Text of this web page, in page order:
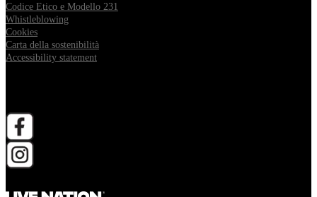
Codice Etico e Modello 231
Whistleblowing
Cookies
Carta della sostenibilità
Accessibility statement
apri in una nuova scheda
apri in una nuova scheda